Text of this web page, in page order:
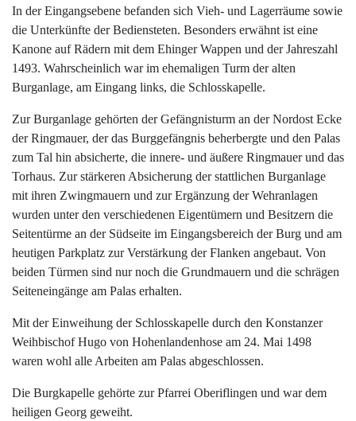
In der Eingangsebene befanden sich Vieh- und Lagerräume sowie
die Unterkünfte der Bediensteten. Besonders erwähnt ist eine
Kanone auf Rädern mit dem Ehinger Wappen und der Jahreszahl
1493. Wahrscheinlich war im ehemaligen Turm der alten
Burganlage, am Eingang links, die Schlosskapelle.
Zur Burganlage gehörten der Gefängnisturm an der Nordost Ecke
der Ringmauer, der das Burggefängnis beherbergte und den Palas
zum Tal hin absicherte, die innere- und äußere Ringmauer und das
Torhaus. Zur stärkeren Absicherung der stattlichen Burganlage
mit ihren Zwingmauern und zur Ergänzung der Wehranlagen
wurden unter den verschiedenen Eigentümern und Besitzern die
Seitentürme an der Südseite im Eingangsbereich der Burg und am
heutigen Parkplatz zur Verstärkung der Flanken angebaut. Von
beiden Türmen sind nur noch die Grundmauern und die schrägen
Seiteneingänge am Palas erhalten.
Mit der Einweihung der Schlosskapelle durch den Konstanzer
Weihbischof Hugo von Hohenlandenhose am 24. Mai 1498
waren wohl alle Arbeiten am Palas abgeschlossen.
Die Burgkapelle gehörte zur Pfarrei Oberiflingen und war dem
heiligen Georg geweiht.